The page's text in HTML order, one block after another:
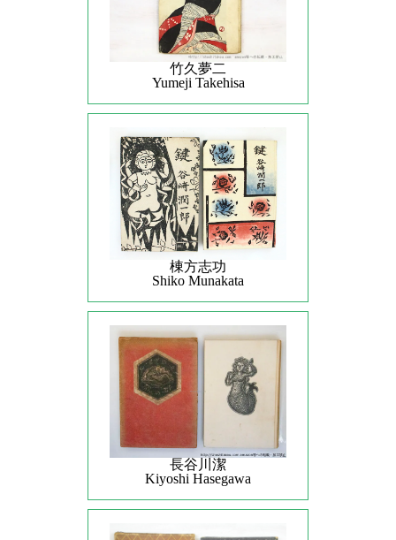
竹久夢二
Yumeji Takehisa
棟方志功
Shiko Munakata
長谷川潔
Kiyoshi Hasegawa